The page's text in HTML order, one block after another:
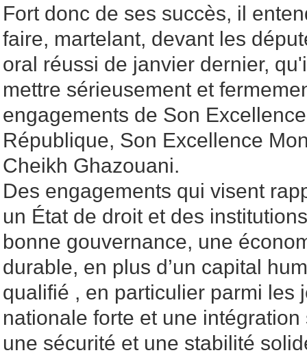
Fort donc de ses succès, il
faire, martelant, devant les
oral réussi de janvier dernier,
mettre sérieusement et
engagements de Son
République, Son Excellence
Cheikh Ghazouani.
Des engagements qui visent
un État de droit et des
bonne gouvernance, une
durable, en plus d’un capital
qualifié , en particulier parmi les
nationale forte et une
une sécurité et une stabilité